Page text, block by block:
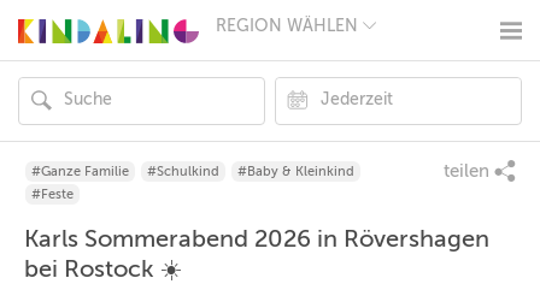
REGION WÄHLEN
MÜNCHEN
HAMBURG
FRANKFURT
KÖLN
DÜSSELDORF
HANNOVER
#Ganze Familie #Schulkind
#Baby & Kleinkind
#Feste
teilen
Karls Sommerabend 2026 in Rövershagen
bei Rostock ☀️